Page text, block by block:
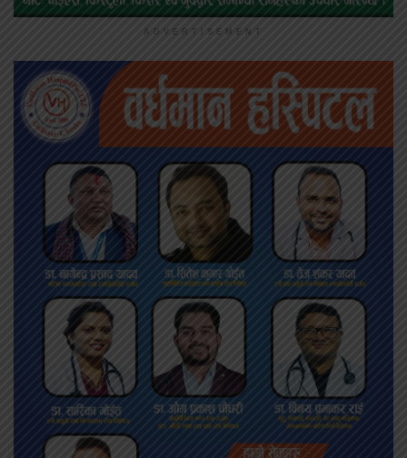
ADVERTISEMENT